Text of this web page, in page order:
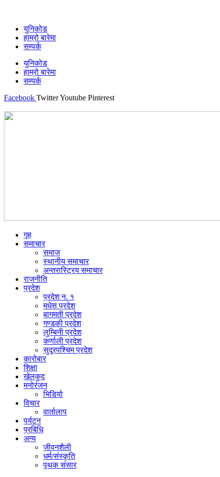
युनिकोड
हाम्रो बारेमा
सम्पर्क
युनिकोड
हाम्रो बारेमा
सम्पर्क
Facebook TwitterYoutube Pinterest
गृह
समाचार
समाज
स्थानीय समाचार
अन्तरास्ट्रिय समाचार
राजनीति
प्रदेश
प्रदेश न. १
मधेस प्रदेश
बागमती प्रदेश
गण्डकी प्रदेश
लुम्बिनी प्रदेश
कर्णाली प्रदेश
सुदूरपश्चिम प्रदेश
कारोबार
शिक्षा
खेलकुद
मनोरंजन
भिडियो
विचार
वार्तालाप
पर्यटन
प्रबिधि
अन्य
जीवनशैली
धर्म/संस्कृति
पृथक संसार